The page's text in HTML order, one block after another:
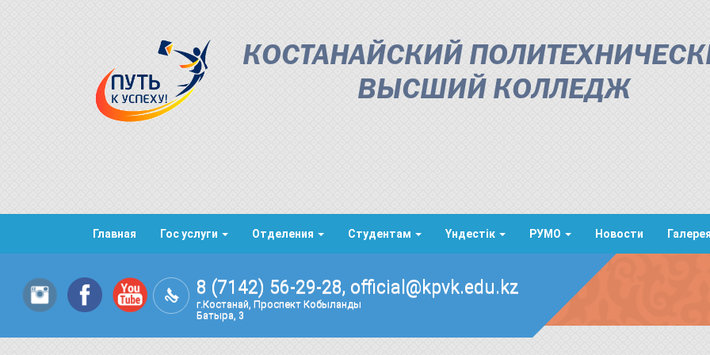
КОСТАНАЙСКИЙ
ВЫСШИЙ КОЛЛЕДЖ
Главная Гос услуги Отделения Студентам Үндестік РУМО Новости Галерея
8 (7142) 56-29-28, official@kpvk.edu.kz
г.Костанай, Проспект Кобыланды
Батыра, 3